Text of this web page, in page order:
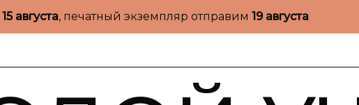
15 августа, печатный экземпляр отправим 19 августа